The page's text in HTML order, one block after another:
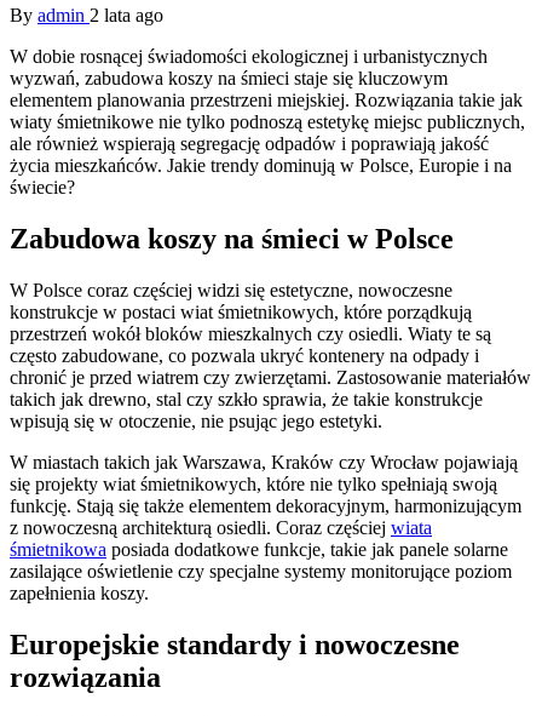
By admin 2 lata ago
W dobie rosnącej świadomości ekologicznej i urbanistycznych
wyzwań, zabudowa koszy na śmieci staje się kluczowym
elementem planowania przestrzeni miejskiej. Rozwiązania takie jak
wiaty śmietnikowe nie tylko podnoszą estetykę miejsc publicznych,
ale również wspierają segregację odpadów i poprawiają jakość
życia mieszkańców. Jakie trendy dominują w Polsce, Europie i na
świecie?
Zabudowa koszy na śmieci w Polsce
W Polsce coraz częściej widzi się estetyczne, nowoczesne
konstrukcje w postaci wiat śmietnikowych, które porządkują
przestrzeń wokół bloków mieszkalnych czy osiedli. Wiaty te są
często zabudowane, co pozwala ukryć kontenery na odpady i
chronić je przed wiatrem czy zwierzętami. Zastosowanie materiałów
takich jak drewno, stal czy szkło sprawia, że takie konstrukcje
wpisują się w otoczenie, nie psując jego estetyki.
W miastach takich jak Warszawa, Kraków czy Wrocław pojawiają
się projekty wiat śmietnikowych, które nie tylko spełniają swoją
funkcję. Stają się także elementem dekoracyjnym, harmonizującym
z nowoczesną architekturą osiedli. Coraz częściej wiata
śmietnikowa posiada dodatkowe funkcje, takie jak panele solarne
zasilające oświetlenie czy specjalne systemy monitorujące poziom
zapełnienia koszy.
Europejskie standardy i nowoczesne
rozwiązania